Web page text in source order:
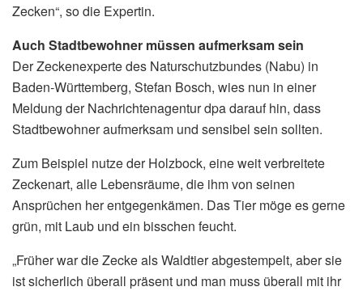
Zecken“, so die Expertin.
Auch Stadtbewohner müssen aufmerksam sein
Der Zeckenexperte des Naturschutzbundes (Nabu) in
Baden-Württemberg, Stefan Bosch, wies nun in einer
Meldung der Nachrichtenagentur dpa darauf hin, dass
Stadtbewohner aufmerksam und sensibel sein sollten.
Zum Beispiel nutze der Holzbock, eine weit verbreitete
Zeckenart, alle Lebensräume, die ihm von seinen
Ansprüchen her entgegenkämen. Das Tier möge es gerne
grün, mit Laub und ein bisschen feucht.
„Früher war die Zecke als Waldtier abgestempelt, aber sie
ist sicherlich überall präsent und man muss überall mit ihr